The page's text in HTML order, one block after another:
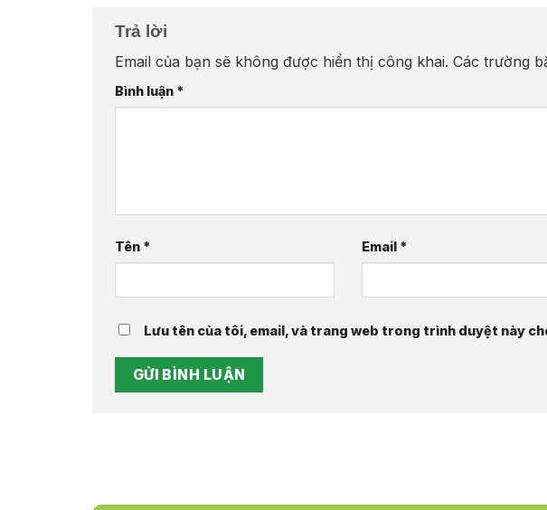
Trả lời
Email của bạn sẽ không được hiển thị công khai. Các trường
Bình luận *
Tên * Email *
Lưu tên của tôi, email, và trang web trong trình duyệt này